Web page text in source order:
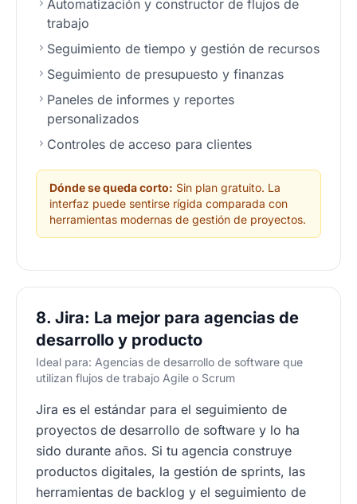
Automatización y constructor de flujos de
trabajo
Seguimiento de tiempo y gestión de recursos
Seguimiento de presupuesto y finanzas
Paneles de informes y reportes
personalizados
Controles de acceso para clientes
Dónde se queda corto: Sin plan gratuito. La
interfaz puede sentirse rígida comparada con
herramientas modernas de gestión de proyectos.
8. Jira: La mejor para agencias de
desarrollo y producto
Ideal para: Agencias de desarrollo de software que
utilizan flujos de trabajo Agile o Scrum
Jira es el estándar para el seguimiento de
proyectos de desarrollo de software y lo ha
sido durante años. Si tu agencia construye
productos digitales, la gestión de sprints, las
herramientas de backlog y el seguimiento de